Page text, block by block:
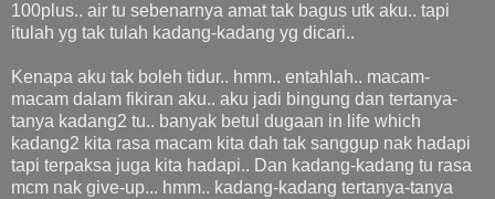
100plus.. air tu sebenarnya amat tak bagus utk aku.. tapi
itulah yg tak tulah kadang-kadang yg dicari..
Kenapa aku tak boleh tidur.. hmm.. entahlah.. macam-
macam dalam fikiran aku.. aku jadi bingung dan tertanya-
tanya kadang2 tu.. banyak betul dugaan in life which
kadang2 kita rasa macam kita dah tak sanggup nak hadapi
tapi terpaksa juga kita hadapi.. Dan kadang-kadang tu rasa
mcm nak give-up... hmm.. kadang-kadang tertanya-tanya